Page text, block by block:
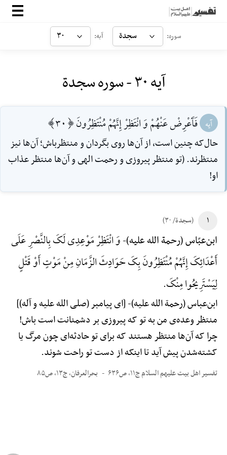
صفحه‌اصلی
ارتباط با ما
سوره: سجدة آیه: ۳۰
آیه ۳۰ - سوره سجدة
آیه فَآَعْرِضْ عَنْهُمْ وَ انْتَظِرْ إِنَّهُمْ مُنْتَظِرُونَ [30]
حال‌که چنین است، از آن‌ها روى بگردان و منتظرباش؛ آن‌ها نیز
منتظرند. (تو منتظر پیروزى و رحمت الهى و آن‌ها منتظر عذاب
او!
۱ (سجدة/ ۳۰)
ابن‌عبّاس (رحمة الله علیه)-وَ انْتَظِرْ مَوْعِدِی لَکَ بِالنَّصْرِ عَلَی
أَعْدَائِکَ إِنَّهُمْ مُنْتَظِرُونَ بِکَ حَوَادِثَ الزَّمَانِ مِنْ مَوْتٍ أَوْ قَتْلٍ
لِیَسْتَرِیحُوا مِنْکَ.
ابن‌عباس (رحمة الله علیه)-[ای پیامبر (صلی الله علیه و آله)]
منتظر وعده‌ی من به تو که پیروزی بر دشمنانت است باش!
چرا که آن‌ها منتظر هستند که برای تو حادثه‌ای چون مرگ یا
کشته‌شدن پیش آید تا اینکه از دست تو راحت شوند.
تفسیر اهل بیت علیهم السلام ج۱۱، ص۶۳۶ بحرالعرفان، ج۱۳، ص۸۵